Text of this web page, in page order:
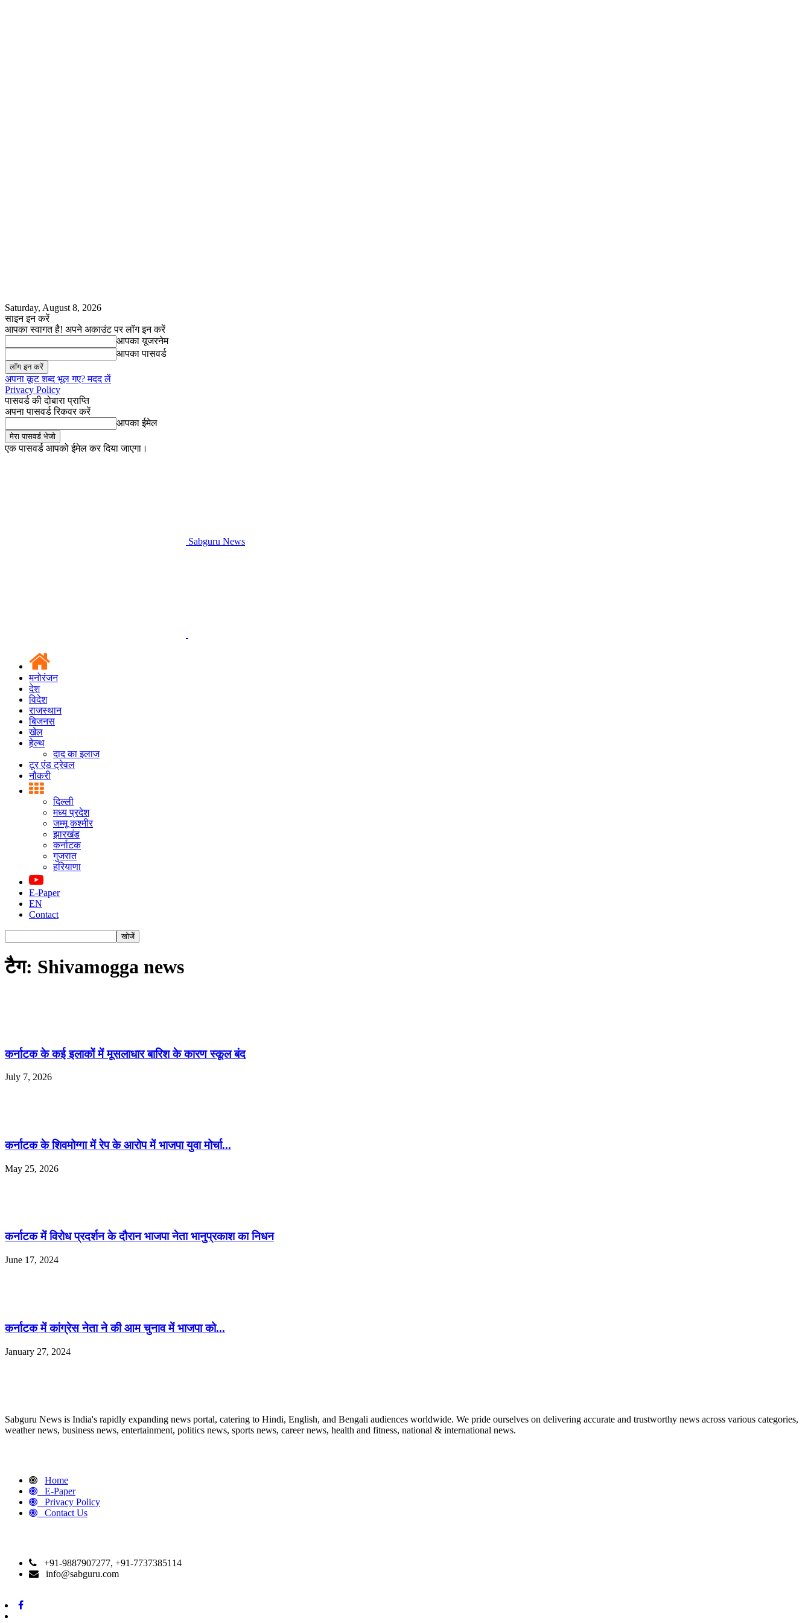
Saturday, August 8, 2026
साइन इन करें
आपका स्वागत है! अपने अकाउंट पर लॉग इन करें
आपका यूजरनेम
आपका पासवर्ड
अपना कूट शब्द भूल गए? मदद लें
Privacy Policy
पासवर्ड की दोबारा प्राप्ति
अपना पासवर्ड रिकवर करें
आपका ईमेल
एक पासवर्ड आपको ईमेल कर दिया जाएगा।
Sabguru News
मनोरंजन
देश
विदेश
राजस्थान
बिजनस
खेल
हेल्थ
दाद का इलाज
टूर एंड ट्रेवल
नौकरी
दिल्ली
मध्य प्रदेश
जम्मू कश्मीर
झारखंड
कर्नाटक
गुजरात
हरियाणा
E-Paper
EN
Contact
टैग: Shivamogga news
कर्नाटक के कई इलाकों में मूसलाधार बारिश के कारण स्कूल बंद
July 7, 2026
कर्नाटक के शिवमोग्गा में रेप के आरोप में भाजपा युवा मोर्चा...
May 25, 2026
कर्नाटक में विरोध प्रदर्शन के दौरान भाजपा नेता भानुप्रकाश का निधन
June 17, 2024
कर्नाटक में कांग्रेस नेता ने की आम चुनाव में भाजपा को...
January 27, 2024
Sabguru News is India's rapidly expanding news portal, catering to Hindi, English, and Bengali audiences worldwide. We pride ourselves on delivering accurate and trustworthy news across various categories,
weather news, business news, entertainment, politics news, sports news, career news, health and fitness, national & international news.
Home
E-Paper
Privacy Policy
Contact Us
+91-9887907277, +91-7737385114
info@sabguru.com